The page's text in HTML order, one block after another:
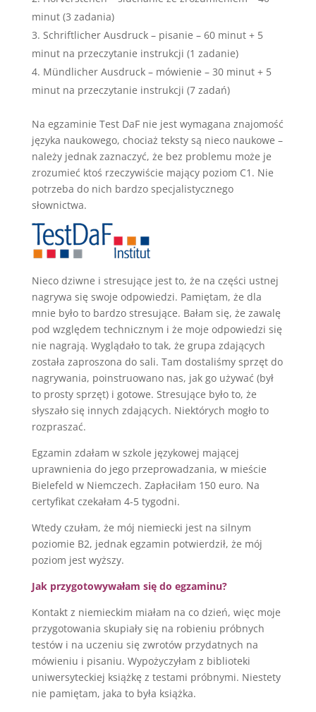
minut (3 zadania)
Schriftlicher Ausdruck – pisanie – 60 minut + 5
minut na przeczytanie instrukcji (1 zadanie)
Mündlicher Ausdruck – mówienie – 30 minut + 5
minut na przeczytanie instrukcji (7 zadań)
Na egzaminie Test DaF nie jest wymagana znajomość
języka naukowego, chociaż teksty są nieco naukowe –
należy jednak zaznaczyć, że bez problemu może je
zrozumieć ktoś rzeczywiście mający poziom C1. Nie
potrzeba do nich bardzo specjalistycznego
słownictwa.
Nieco dziwne i stresujące jest to, że na części ustnej
nagrywa się swoje odpowiedzi. Pamiętam, że dla
mnie było to bardzo stresujące. Bałam się, że zawalę
pod względem technicznym i że moje odpowiedzi się
nie nagrają. Wyglądało to tak, że grupa zdających
została zaproszona do sali. Tam dostaliśmy sprzęt do
nagrywania, poinstruowano nas, jak go używać (był
to prosty sprzęt) i gotowe. Stresujące było to, że
słyszało się innych zdających. Niektórych mogło to
rozpraszać.
Egzamin zdałam w szkole językowej mającej
uprawnienia do jego przeprowadzania, w mieście
Bielefeld w Niemczech. Zapłaciłam 150 euro. Na
certyfikat czekałam 4-5 tygodni.
Wtedy czułam, że mój niemiecki jest na silnym
poziomie B2, jednak egzamin potwierdził, że mój
poziom jest wyższy.
Jak przygotowywałam się do egzaminu?
Kontakt z niemieckim miałam na co dzień, więc moje
przygotowania skupiały się na robieniu próbnych
testów i na uczeniu się zwrotów przydatnych na
mówieniu i pisaniu. Wypożyczyłam z biblioteki
uniwersyteckiej książkę z testami próbnymi. Niestety
nie pamiętam, jaka to była książka.